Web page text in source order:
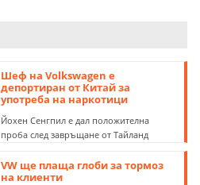
Шеф на Volkswagen е
депортиран от Китай за
употреба на наркотици
Йохен Сенгпил е дал положителна
проба след завръщане от Тайланд
VW ще плаща глоби за тормоз
на клиенти